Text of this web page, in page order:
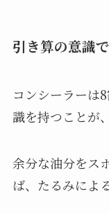
引き算の意識
コンシーラーは
識を持つことが
余分な油分をス
ば、たるみによ